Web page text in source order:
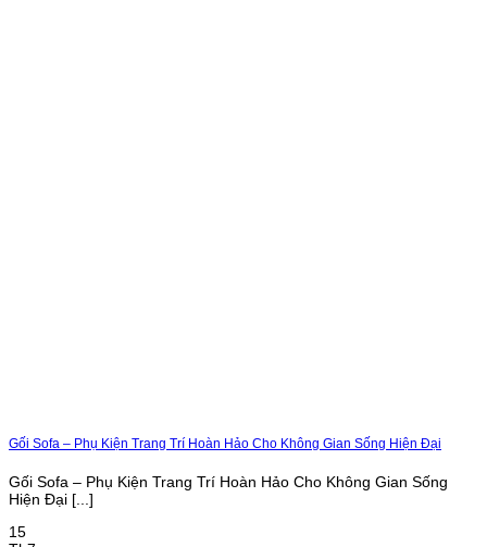
Gối Sofa – Phụ Kiện Trang Trí Hoàn Hảo Cho Không Gian Sống Hiện Đại
Gối Sofa – Phụ Kiện Trang Trí Hoàn Hảo Cho Không Gian Sống
Hiện Đại [...]
15